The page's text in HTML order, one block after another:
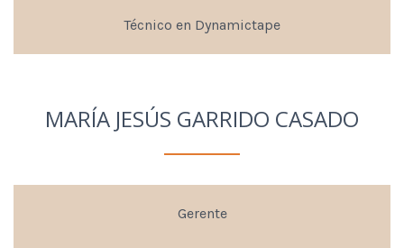
Técnico en Dynamictape
MARÍA JESÚS GARRIDO CASADO
Gerente